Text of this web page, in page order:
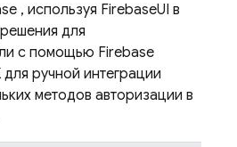
, используя FirebaseUI в
для
с помощью Firebase
для ручной интеграции
методов авторизации в